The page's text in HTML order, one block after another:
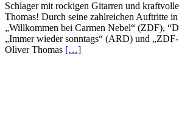
Schlager mit rockigen Gitarren und
Thomas! Durch seine zahlreichen Auftritte
„Willkommen bei Carmen Nebel“ (ZDF),
„Immer wieder sonntags“ (ARD) und
Oliver Thomas […]